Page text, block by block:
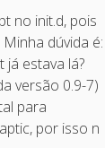
no init.d, pois
dúvida é:
estava lá?
versão 0.9-7)
para
por isso n